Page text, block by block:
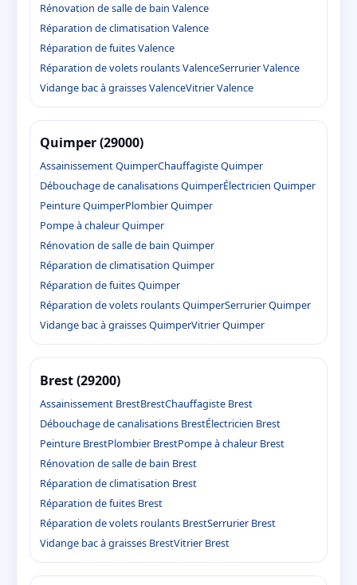
Rénovation de salle de bain Valence
Réparation de climatisation Valence
Réparation de fuites Valence
Réparation de volets roulants ValenceSerrurier Valence
Vidange bac à graisses ValenceVitrier Valence
Quimper (29000)
Assainissement QuimperChauffagiste Quimper
Débouchage de canalisations QuimperÉlectricien Quimper
Peinture QuimperPlombier Quimper
Pompe à chaleur Quimper
Rénovation de salle de bain Quimper
Réparation de climatisation Quimper
Réparation de fuites Quimper
Réparation de volets roulants QuimperSerrurier Quimper
Vidange bac à graisses QuimperVitrier Quimper
Brest (29200)
Assainissement BrestBrestChauffagiste Brest
Débouchage de canalisations BrestÉlectricien Brest
Peinture BrestPlombier BrestPompe à chaleur Brest
Rénovation de salle de bain Brest
Réparation de climatisation Brest
Réparation de fuites Brest
Réparation de volets roulants BrestSerrurier Brest
Vidange bac à graisses BrestVitrier Brest